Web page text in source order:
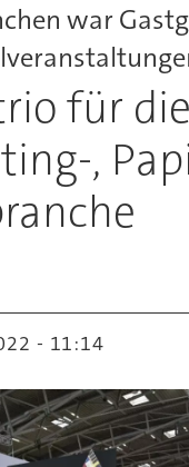
war
für die
,
- 11:14